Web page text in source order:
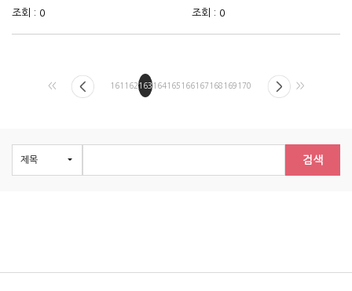
조회 : 0 조회 : 0
<< 161 162163164165 166167 168 169 170 >>
검색